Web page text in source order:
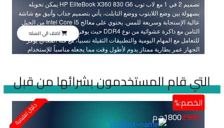
تصميم 2 في 1 مع لاب توب HP EliteBook X360 830 G6 يمكن تحويله
بسهولة بين وضع اللابتوب ووضع التابلت، يأتي بتصميم جذاب وأنيق مع شاشة
عالية الإستجابة وسريعة للمس. يحتوي على معالج Intel Core i5 من الجيل
الثامن مع ذاكرة عشوائية من نوع DDR4 حيث يوفر أداءً قوياً وسرعة عالية
للتعامل مع المهام اليومية والتطبيقات الثقيلة نسبياً، مع فئة المعالج يوفر
الجهاز عمر بطارية ممتاز يدوم لأطول وقت مما يجعله مناسباً للإستخدام
ومتعدد الاستخدامات.
اضف الي السله
التي قام المستخدمون بشرائها من قبل
حلول تعليمية الخصم:%
2500
1800ج.م